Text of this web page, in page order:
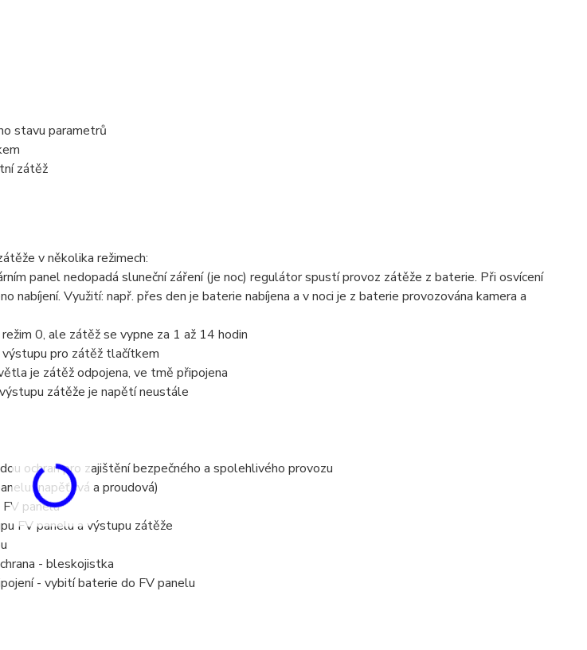
stavu parametrů
zátěž
v několika režimech:
panel nedopadá sluneční záření (je noc) regulátor spustí provoz zátěže z baterie. Při osvícení
nabíjení. Využití: např. přes den je baterie nabíjena a v noci je z baterie provozována kamera a
0, ale zátěž se vypne za 1 až 14 hodin
pro zátěž tlačítkem
je zátěž odpojena, ve tmě připojena
zátěže je napětí neustále
ochran pro zajištění bezpečného a spolehlivého provozu
(napěťová a proudová)
panelu
FV panelu a výstupu zátěže
- bleskojistka
- vybití baterie do FV panelu